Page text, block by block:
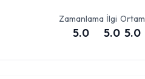
Zamanlama
5.0
İlgi
5.0
Ortam
5.0